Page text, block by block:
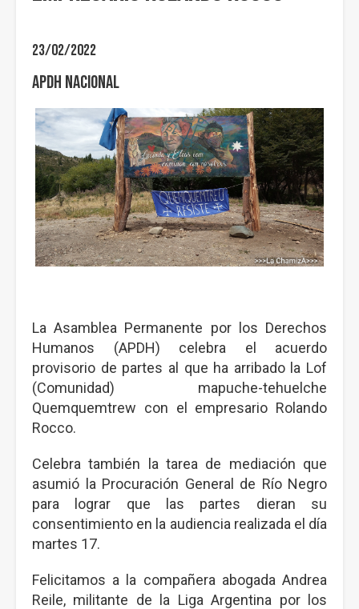
23/02/2022
APDH Nacional
La Asamblea Permanente por los Derechos
Humanos (APDH) celebra el acuerdo
provisorio de partes al que ha arribado la Lof
(Comunidad) mapuche-tehuelche
Quemquemtrew con el empresario Rolando
Rocco.
Celebra también la tarea de mediación que
asumió la Procuración General de Río Negro
para lograr que las partes dieran su
consentimiento en la audiencia realizada el día
martes 17.
Felicitamos a la compañera abogada Andrea
Reile, militante de la Liga Argentina por los